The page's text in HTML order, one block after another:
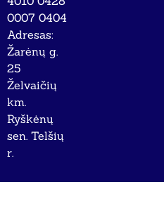
0007 0404
Adresas:
Žarėnų g.
25
Želvaičių
km.
Ryškėnų
sen. Telšių
r.